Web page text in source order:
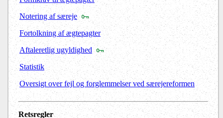
Notering af særeje
Fortolkning af ægtepagter
Aftaleretlig ugyldighed
Statistik
Oversigt over fejl og forglemmelser ved særejereformen
Retsregler